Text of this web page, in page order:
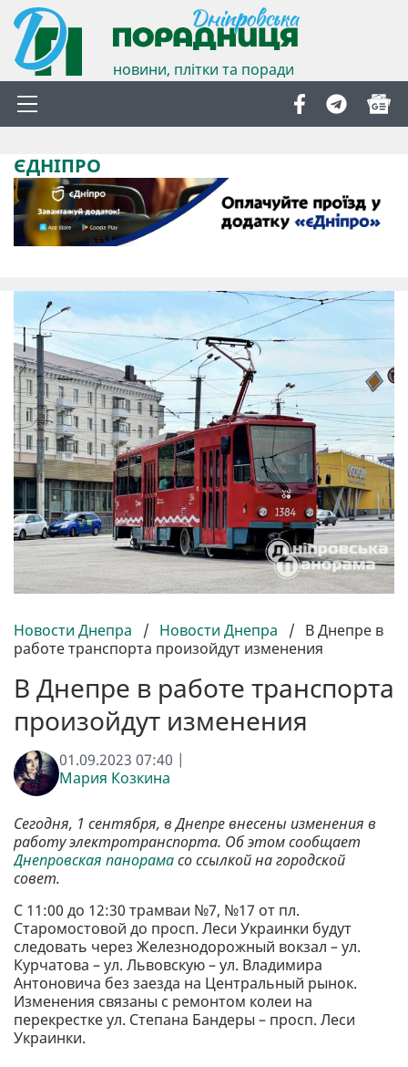
новини, плітки та поради
ЄДНІПРО
Новости Днепра / Новости Днепра / В Днепре в
работе транспорта произойдут изменения
В Днепре в работе транспорта
произойдут изменения
01.09.2023 07:40 |
Мария Козкина
Сегодня, 1 сентября, в Днепре внесены изменения в
работу электротранспорта. Об этом сообщает
Днепровская панорамасо ссылкой на городской
совет.
С 11:00 до 12:30 трамваи №7, №17 от пл.
Старомостовой до просп. Леси Украинки будут
следовать через Железнодорожный вокзал – ул.
Курчатова – ул. Львовскую – ул. Владимира
Антоновича без заезда на Центральный рынок.
Изменения связаны с ремонтом колеи на
перекрестке ул. Степана Бандеры – просп. Леси
Украинки.